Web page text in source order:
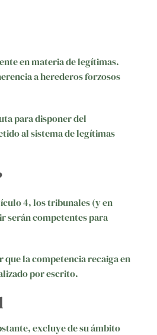
en materia de legítimas.
a herederos forzosos
para disponer del
al sistema de legítimas
4, los tribunales (y en
serán competentes para
que la competencia recaiga en
por escrito.
excluye de su ámbito